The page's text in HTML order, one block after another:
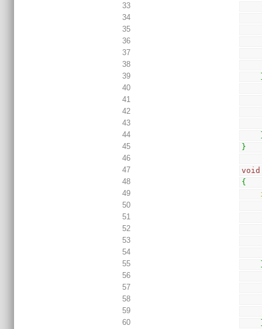
33
34
35
36
37
38
39
40
41
42
43
44
45
}
46
47
void
48
{
49
50
51
52
53
54
55
56
57
58
59
60